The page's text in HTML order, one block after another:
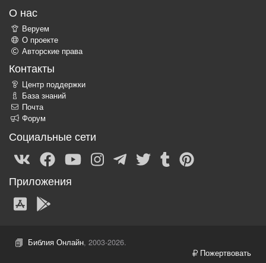
О нас
Веруем
О проекте
Авторские права
Контакты
Центр поддержки
База знаний
Почта
Форум
Социальные сети
Приложения
Библия Онлайн, 2003-2026.
Пожертвовать